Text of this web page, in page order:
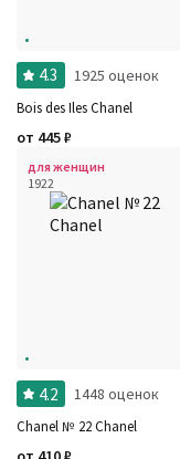
4.3 1925 оценок
Bois des Iles Chanel
от 445₽
для женщин
1922
4.2 1448 оценок
Chanel № 22 Chanel